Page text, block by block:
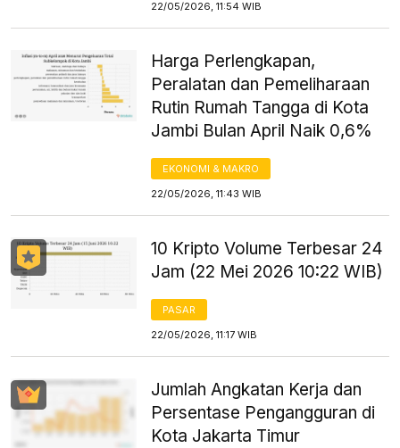
22/05/2026, 11:54 WIB
Harga Perlengkapan,
Peralatan dan Pemeliharaan
Rutin Rumah Tangga di Kota
Jambi Bulan April Naik 0,6%
EKONOMI & MAKRO
22/05/2026, 11:43 WIB
10 Kripto Volume Terbesar 24
Jam (22 Mei 2026 10:22 WIB)
PASAR
22/05/2026, 11:17 WIB
Jumlah Angkatan Kerja dan
Persentase Pengangguran di
Kota Jakarta Timur